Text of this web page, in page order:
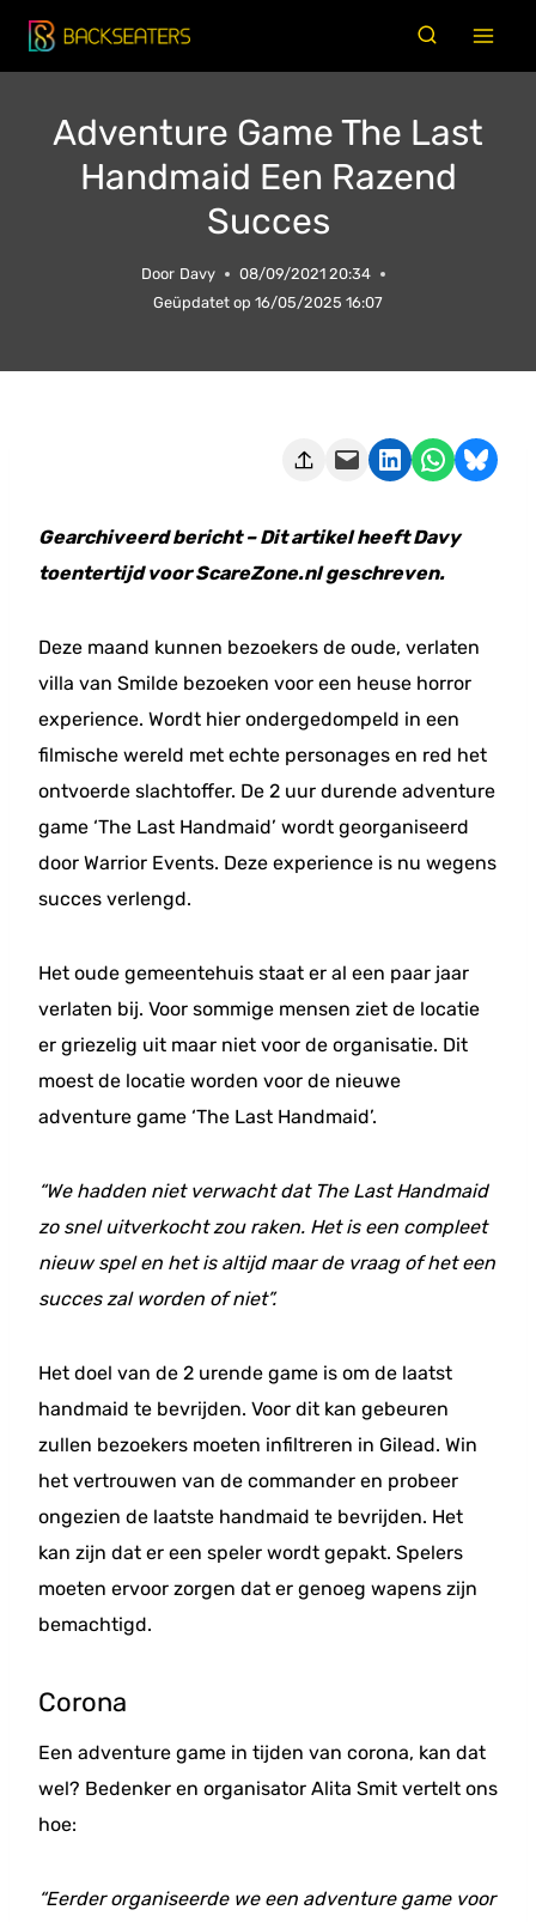
Doorgaan
naar
Adventure Game The Last
Handmaid Een Razend
Succes
Door Davy
08/09/2021 20:34
Geüpdatet op 16/05/2025 16:07
Deze pagina e-mailen Delen op LinkedIn Delen via WhatsApp Share on Bluesky
Gearchiveerd bericht – Dit artikel heeft Davy
toentertijd voor ScareZone.nl geschreven.
Deze maand kunnen bezoekers de oude, verlaten
villa van Smilde bezoeken voor een heuse horror
experience. Wordt hier ondergedompeld in een
filmische wereld met echte personages en red het
ontvoerde slachtoffer. De 2 uur durende adventure
game ‘The Last Handmaid’ wordt georganiseerd
door Warrior Events. Deze experience is nu wegens
succes verlengd.
Het oude gemeentehuis staat er al een paar jaar
verlaten bij. Voor sommige mensen ziet de locatie
er griezelig uit maar niet voor de organisatie. Dit
moest de locatie worden voor de nieuwe
adventure game ‘The Last Handmaid’.
“We hadden niet verwacht dat The Last Handmaid
zo snel uitverkocht zou raken. Het is een compleet
nieuw spel en het is altijd maar de vraag of het een
succes zal worden of niet”.
Het doel van de 2 urende game is om de laatst
handmaid te bevrijden. Voor dit kan gebeuren
zullen bezoekers moeten infiltreren in Gilead. Win
het vertrouwen van de commander en probeer
ongezien de laatste handmaid te bevrijden. Het
kan zijn dat er een speler wordt gepakt. Spelers
moeten ervoor zorgen dat er genoeg wapens zijn
bemachtigd.
Corona
Een adventure game in tijden van corona, kan dat
wel? Bedenker en organisator Alita Smit vertelt ons
hoe:
“Eerder organiseerde we een adventure game voor